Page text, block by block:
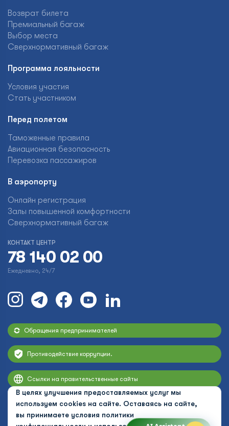
В целях улучшения предоставляемых услуг мы
используем cookies на сайте. Оставаясь на сайте,
вы принимаете условия политики
Возврат билета
Премиальный багаж
Выбор места
Сверхнормативный багаж
Программа лояльности
Условия участия
Стать участником
Перед полетом
Таможенные правила
Авиационная безопасность
Перевозка пассажиров
В аэропорту
Онлайн регистрация
Залы повышенной комфортности
Сверхнормативный багаж
КОНТАКТ ЦЕНТР
78 140 02 00
Ежедневно, 24/7
Обращения предпринимателей
Противодействие коррупции.
Ссылки на правительственные сайты